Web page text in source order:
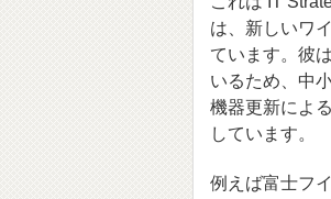
は、新しいワ
ています。彼
いるため、中
機器更新によ
しています。
例えば富士フ